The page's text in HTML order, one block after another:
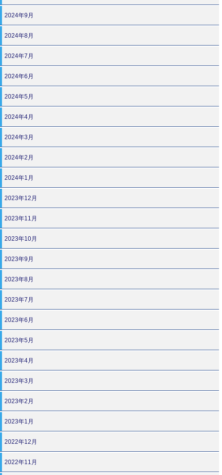
2024年9月
2024年8月
2024年7月
2024年6月
2024年5月
2024年4月
2024年3月
2024年2月
2024年1月
2023年12月
2023年11月
2023年10月
2023年9月
2023年8月
2023年7月
2023年6月
2023年5月
2023年4月
2023年3月
2023年2月
2023年1月
2022年12月
2022年11月